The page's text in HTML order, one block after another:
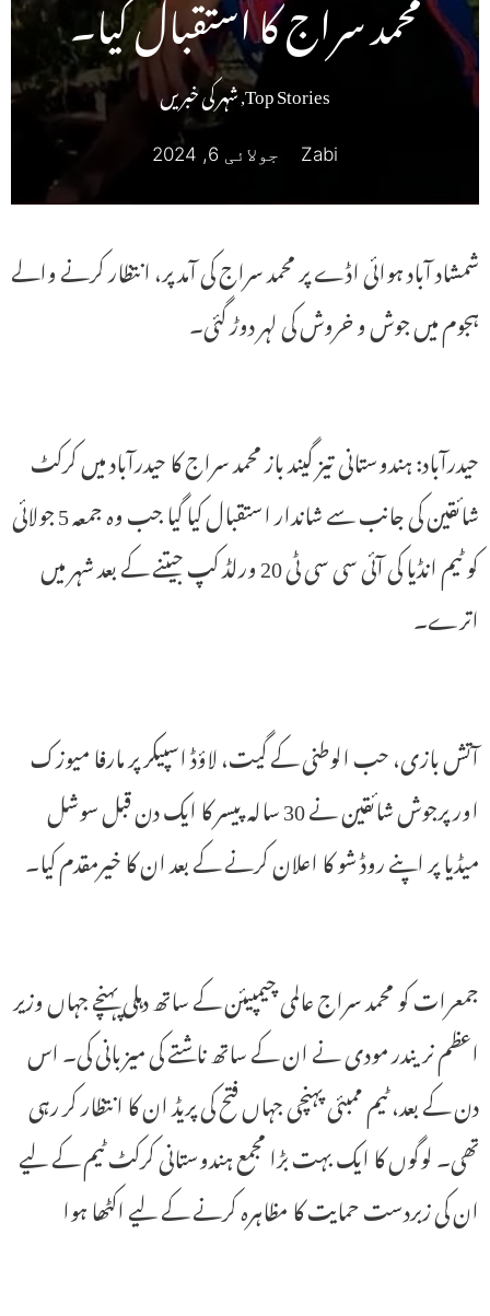
Top Stories
,شہر کی خبریں
Zabi جولائی 6, 2024
شمشاد آباد ہوائی اڈے پر محمد سراج کی آمد پر، انتظار کرنے والے
ہجوم میں جوش و خروش کی لہر دوڑ گئی۔
حیدرآباد: ہندوستانی تیز گیند باز محمد سراج کا حیدرآباد میں کرکٹ
شائقین کی جانب سے شاندار استقبال کیا گیا جب وہ جمعہ 5 جولائی
کو ٹیم انڈیا کی آئی سی سی ٹی 20 ورلڈ کپ جیتنے کے بعد شہر میں
اترے۔
آتش بازی، حب الوطنی کے گیت، لاؤڈ اسپیکر پر مارفا میوزک
اور پرجوش شائقین نے 30 سالہ پیسر کا ایک دن قبل سوشل
میڈیا پر اپنے روڈ شو کا اعلان کرنے کے بعد ان کا خیرمقدم کیا۔
جمعرات کو محمد سراج عالمی چیمپیئن کے ساتھ دہلی پہنچے جہاں وزیر
اعظم نریندر مودی نے ان کے ساتھ ناشتے کی میزبانی کی۔ اس
دن کے بعد، ٹیم ممبئی پہنچی جہاں فتح کی پریڈ ان کا انتظار کر رہی
تھی۔ لوگوں کا ایک بہت بڑا مجمع ہندوستانی کرکٹ ٹیم کے لیے
ان کی زبردست حمایت کا مظاہرہ کرنے کے لیے اکٹھا ہوا